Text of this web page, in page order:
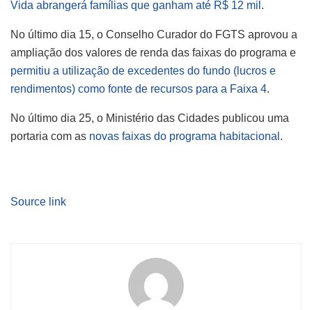
Vida abrangerá famílias que ganham até R$ 12 mil .
No último dia 15, o Conselho Curador do FGTS aprovou a
ampliação dos valores de renda das faixas do programa e
permitiu a utilização de excedentes do fundo (lucros e
rendimentos) como fonte de recursos para a Faixa 4.
No último dia 25, o Ministério das Cidades publicou uma
portaria com as novas faixas do programa habitacional .
Source link